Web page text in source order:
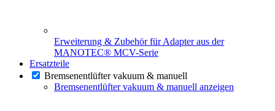
Erweiterung & Zubehör für Adapter aus der
MANOTEC® MCV-Serie
Ersatzteile
Bremsenentlüfter vakuum & manuell
Bremsenentlüfter vakuum & manuell anzeigen